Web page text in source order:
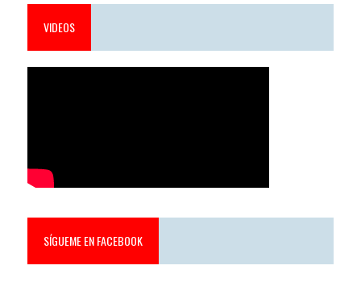
VIDEOS
SÍGUEME EN FACEBOOK